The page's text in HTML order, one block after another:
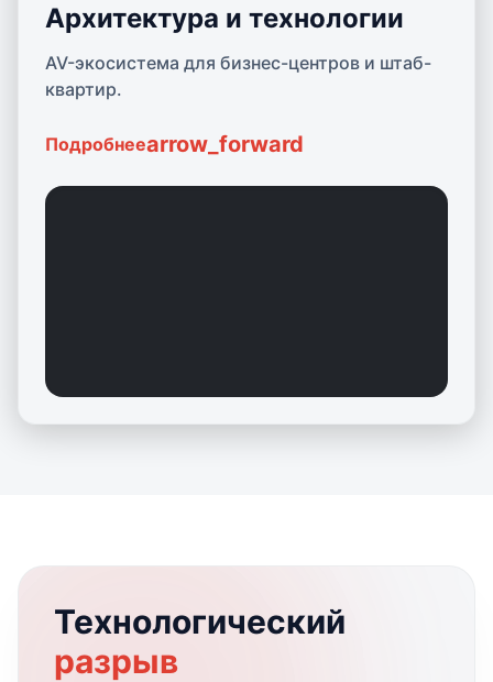
Архитектура и технологии
AV-экосистема для бизнес-центров и штаб-
квартир.
Подробнееarrow_forward
Технологический
разрыв